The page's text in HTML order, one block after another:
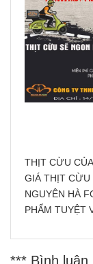
THỊT CỪU
GIÁ THỊT CỪU
NGUYÊN HÀ
PHẨM TUYỆT
*** Bình luận